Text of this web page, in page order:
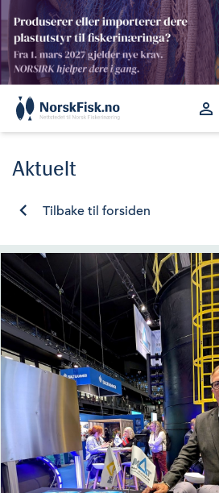
Skip
content
perm_identity
Aktuelt
Tilbake til forsiden